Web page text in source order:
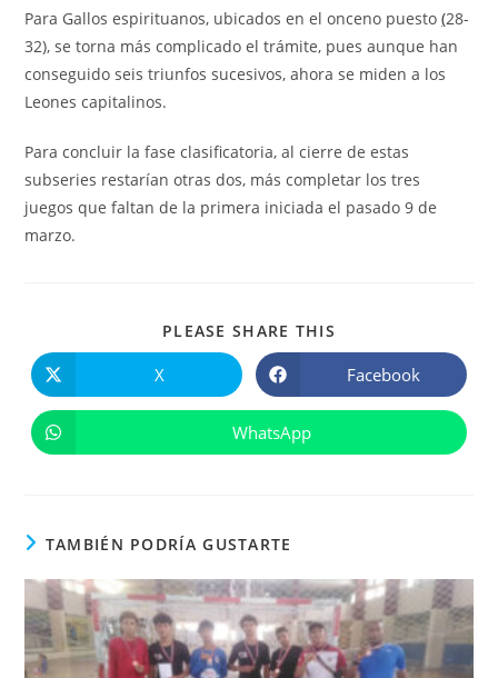
Para Gallos espirituanos, ubicados en el onceno puesto(28-
32), se torna más complicado el trámite, pues aunque han
conseguido seis triunfos sucesivos, ahora se miden a los
Leones capitalinos.
Para concluir la fase clasificatoria, al cierre de estas
subseries restarían otras dos, más completar los tres
juegos que faltan de la primera iniciada el pasado 9 de
marzo.
PLEASE SHARE THIS
abre
en
ventana
X Se
abre
en
ventana
Facebook
Se
abre
WhatsApp
TAMBIÉN PODRÍA GUSTARTE